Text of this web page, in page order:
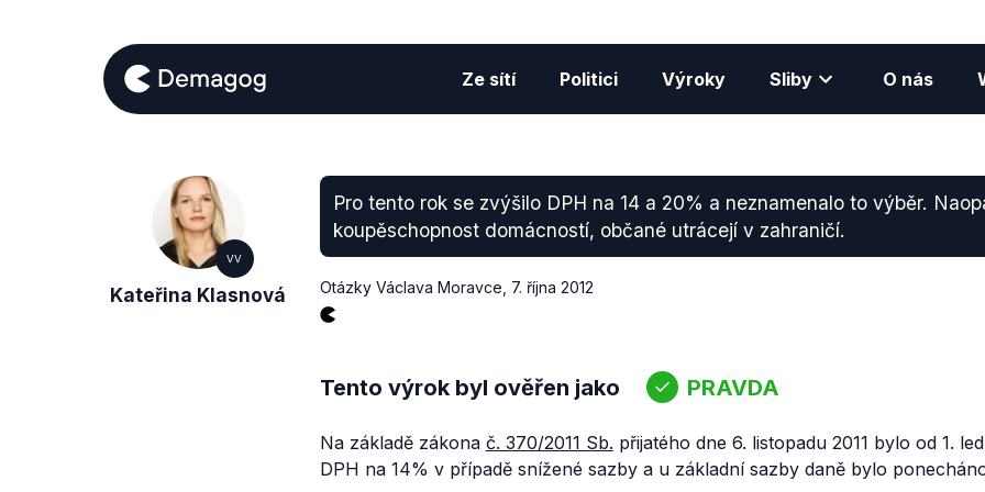
Ze sítí Politici Výroky Sliby O nás
VV
Kateřina Klasnová
Pro tento rok se zvýšilo DPH na 14 a 20% a neznamenalo to výběr.
koupěschopnost domácností, občané utrácejí v zahraničí.
Otázky Václava Moravce 7. října 2012
Tento výrok byl ověřen jako PRAVDA
Na základě zákona č. 370/2011 Sb. přijatého dne 6. listopadu 2011 bylo od 1.
DPH na 14% v případě snížené sazby a u základní sazby daně bylo